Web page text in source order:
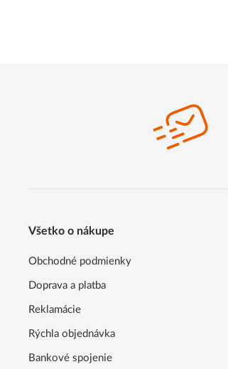
Všetko o nákupe
Obchodné podmienky
Doprava a platba
Reklamácie
Rýchla objednávka
Bankové spojenie